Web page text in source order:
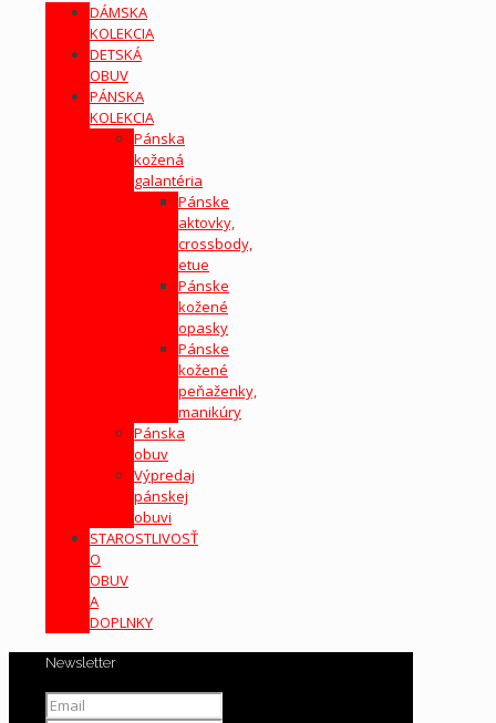
DÁMSKA
KOLEKCIA
DETSKÁ
OBUV
PÁNSKA
KOLEKCIA
Pánska
kožená
galantéria
Pánske
aktovky,
crossbody,
etue
Pánske
kožené
opasky
Pánske
kožené
peňaženky,
manikúry
Pánska
obuv
Výpredaj
pánskej
obuvi
STAROSTLIVOSŤ
O
OBUV
A
DOPLNKY
Newsletter